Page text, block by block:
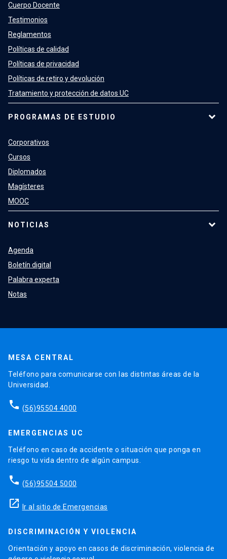
Cuerpo Docente
Testimonios
Reglamentos
Políticas de calidad
Políticas de privacidad
Políticas de retiro y devolución
Tratamiento y protección de datos UC
PROGRAMAS DE ESTUDIO
Corporativos
Cursos
Diplomados
Magísteres
MOOC
NOTICIAS
Agenda
Boletín digital
Palabra experta
Notas
MESA CENTRAL
Teléfono para comunicarse con las distintas áreas de la
Universidad.
phone (56)95504 4000
EMERGENCIAS UC
Teléfono en caso de accidente o situación que ponga en
riesgo tu vida dentro de algún campus.
phone (56)95504 5000
launch Ir al sitio de Emergencias
DISCRIMINACIÓN Y VIOLENCIA
Orientación y apoyo en casos de discriminación, violencia de